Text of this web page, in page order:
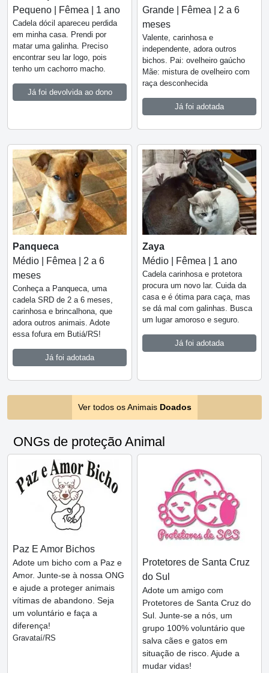
Pequeno | Fêmea | 1 ano
Cadela dócil apareceu perdida
em minha casa. Prendi por
matar uma galinha. Preciso
encontrar seu lar logo, pois
tenho um cachorro macho.
Já foi devolvida ao dono
Grande | Fêmea | 2 a 6
meses
Valente, carinhosa e
independente, adora outros
bichos. Pai: ovelheiro gaúcho
Mãe: mistura de ovelheiro com
raça desconhecida
Já foi adotada
Panqueca
Médio | Fêmea | 2 a 6
meses
Conheça a Panqueca, uma
cadela SRD de 2 a 6 meses,
carinhosa e brincalhona, que
adora outros animais. Adote
essa fofura em Butiá/RS!
Já foi adotada
Zaya
Médio | Fêmea | 1 ano
Cadela carinhosa e protetora
procura um novo lar. Cuida da
casa e é ótima para caça, mas
se dá mal com galinhas. Busca
um lugar amoroso e seguro.
Já foi adotada
Ver todos os Animais Doados
ONGs de proteção Animal
Paz E Amor Bichos
Adote um bicho com a Paz e
Amor. Junte-se à nossa ONG
e ajude a proteger animais
vítimas de abandono. Seja
um voluntário e faça a
diferença!
Gravataí/RS
Protetores de Santa Cruz
do Sul
Adote um amigo com
Protetores de Santa Cruz do
Sul. Junte-se a nós, um
grupo 100% voluntário que
salva cães e gatos em
situação de risco. Ajude a
mudar vidas!